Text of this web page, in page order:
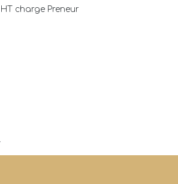
charge Preneur
.